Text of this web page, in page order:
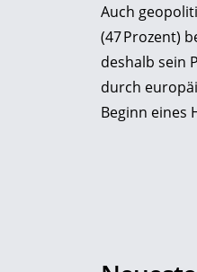
Auch
(47 Prozent)
deshalb sein
durch
Beginn eines